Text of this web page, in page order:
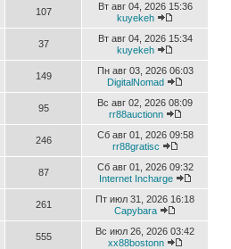
107
Вт авг 04, 2026 15:36
kuyekeh
37
Вт авг 04, 2026 15:34
kuyekeh
149
Пн авг 03, 2026 06:03
DigitalNomad
95
Вс авг 02, 2026 08:09
rr88auctionn
246
Сб авг 01, 2026 09:58
rr88gratisc
87
Сб авг 01, 2026 09:32
Internet Incharge
261
Пт июл 31, 2026 16:18
Capybara
555
Вс июл 26, 2026 03:42
xx88bostonn